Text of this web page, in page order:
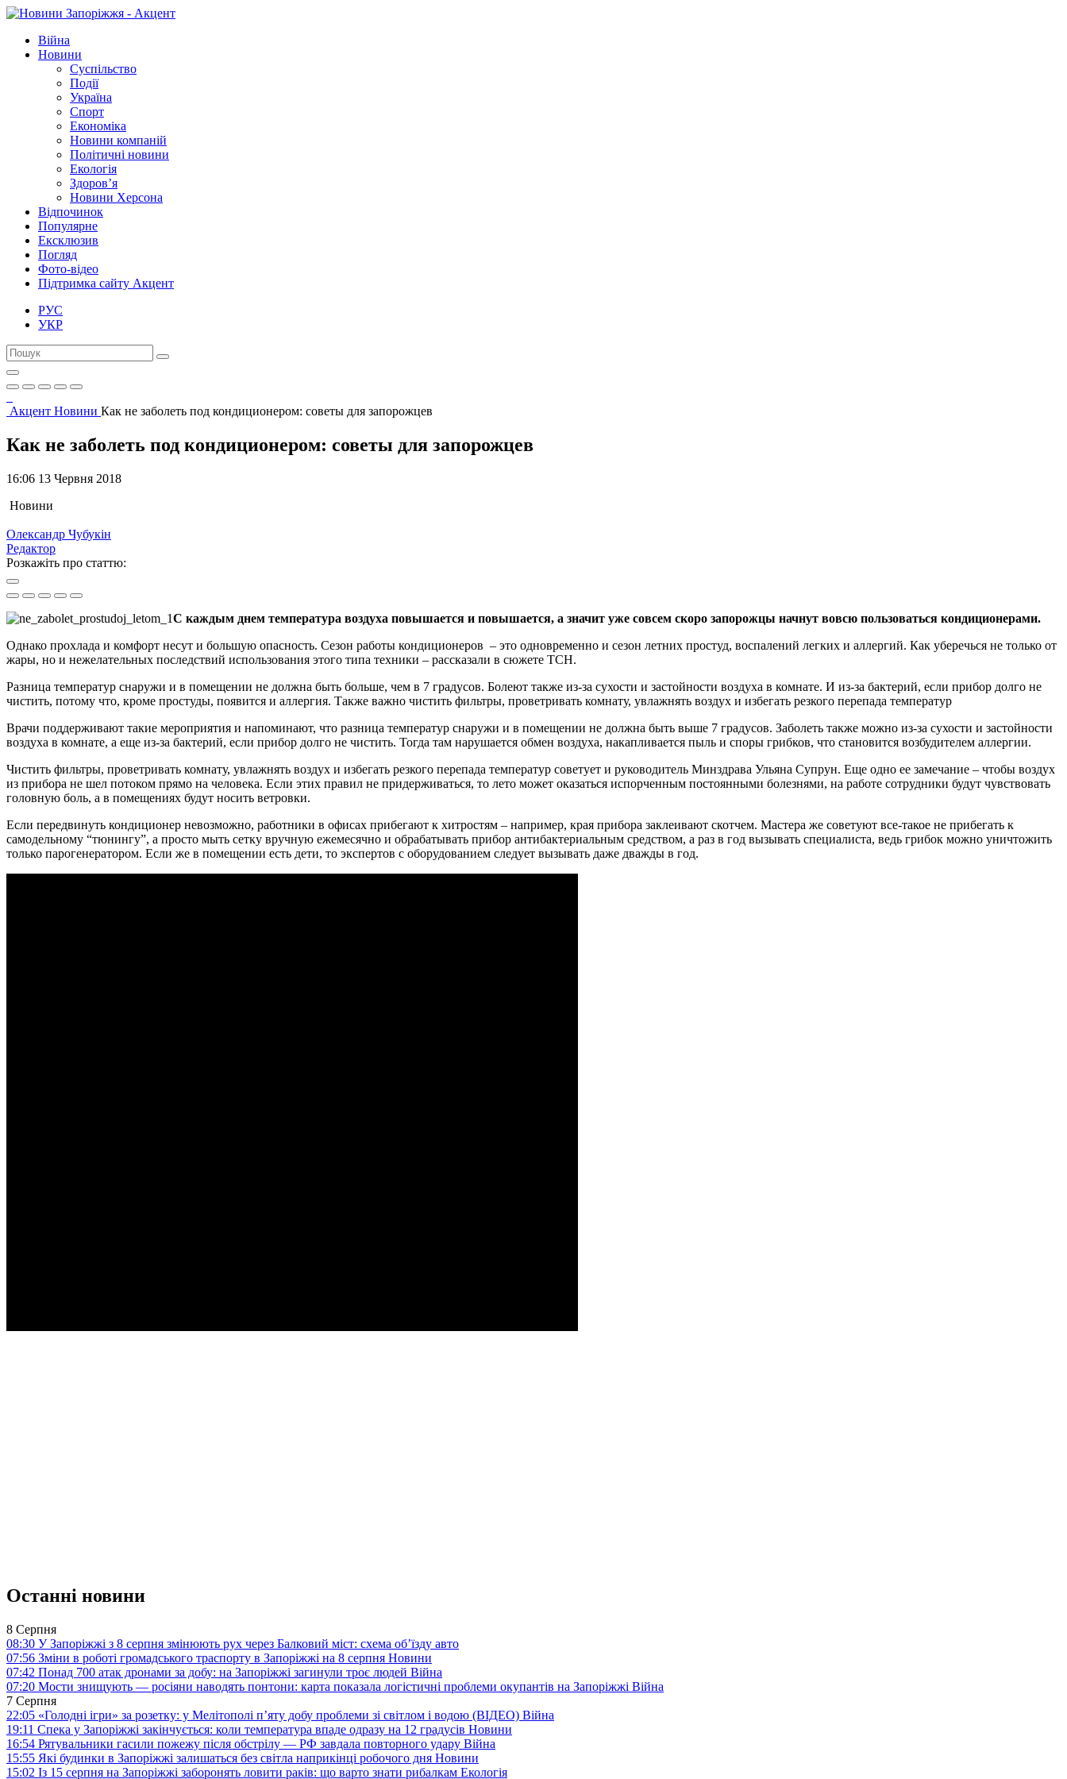
Війна
Новини
Суспільство
Події
Україна
Спорт
Економіка
Новини компаній
Політичні новини
Екологія
Здоров’я
Новини Херсона
Відпочинок
Популярне
Ексклюзив
Погляд
Фото-відео
Підтримка сайту Акцент
РУС
УКР
Акцент Новини Как не заболеть под кондиционером: советы для запорожцев
Как не заболеть под кондиционером: советы для запорожцев
16:06 13 Червня 2018
Новини
Олександр Чубукін
Редактор
Розкажіть про статтю:
С каждым днем температура воздуха повышается и повышается, а значит уже совсем скоро запорожцы начнут вовсю пользоваться кондиционерами.
Однако прохлада и комфорт несут и большую опасность. Сезон работы кондиционеров – это одновременно и сезон летних простуд, воспалений легких и аллергий. Как уберечься не только от
жары, но и нежелательных последствий использования этого типа техники – рассказали в сюжете ТСН.
Разница температур снаружи и в помещении не должна быть больше, чем в 7 градусов. Болеют также из-за сухости и застойности воздуха в комнате. И из-за бактерий, если прибор долго не
чистить, потому что, кроме простуды, появится и аллергия. Также важно чистить фильтры, проветривать комнату, увлажнять воздух и избегать резкого перепада температур
Врачи поддерживают такие мероприятия и напоминают, что разница температур снаружи и в помещении не должна быть выше 7 градусов. Заболеть также можно из-за сухости и застойности
воздуха в комнате, а еще из-за бактерий, если прибор долго не чистить. Тогда там нарушается обмен воздуха, накапливается пыль и споры грибков, что становится возбудителем аллергии.
Чистить фильтры, проветривать комнату, увлажнять воздух и избегать резкого перепада температур советует и руководитель Минздрава Ульяна Супрун. Еще одно ее замечание – чтобы воздух
из прибора не шел потоком прямо на человека. Если этих правил не придерживаться, то лето может оказаться испорченным постоянными болезнями, на работе сотрудники будут чувствовать
головную боль, а в помещениях будут носить ветровки.
Если передвинуть кондиционер невозможно, работники в офисах прибегают к хитростям – например, края прибора заклеивают скотчем. Мастера же советуют все-такое не прибегать к
самодельному “тюнингу”, а просто мыть сетку вручную ежемесячно и обрабатывать прибор антибактериальным средством, а раз в год вызывать специалиста, ведь грибок можно уничтожить
только парогенератором. Если же в помещении есть дети, то экспертов с оборудованием следует вызывать даже дважды в год.
Останні новини
8 Серпня
08:30 У Запоріжжі з 8 серпня змінюють рух через Балковий міст: схема об’їзду авто
07:56 Зміни в роботі громадського траспорту в Запоріжжі на 8 серпня Новини
07:42 Понад 700 атак дронами за добу: на Запоріжжі загинули троє людей Війна
07:20 Мости знищують — росіяни наводять понтони: карта показала логістичні проблеми окупантів на Запоріжжі Війна
7 Серпня
22:05 «Голодні ігри» за розетку: у Мелітополі п’яту добу проблеми зі світлом і водою (ВІДЕО) Війна
19:11 Спека у Запоріжжі закінчується: коли температура впаде одразу на 12 градусів Новини
16:54 Рятувальники гасили пожежу після обстрілу — РФ завдала повторного удару Війна
15:55 Які будинки в Запоріжжі залишаться без світла наприкінці робочого дня Новини
15:02 Із 15 серпня на Запоріжжі заборонять ловити раків: що варто знати рибалкам Екологія